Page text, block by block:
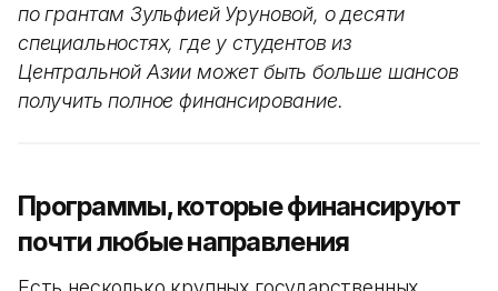
по грантам Зульфией Уруновой, о десяти
специальностях, где у студентов из
Центральной Азии может быть больше шансов
получить полное финансирование.
Программы, которые финансируют
почти любые направления